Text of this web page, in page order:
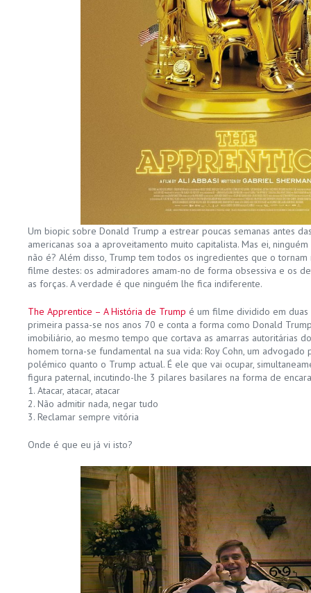
Um biopic sobre Donald Trump a estrear poucas semanas antes
americanas soa a aproveitamento muito capitalista. Mas ei,
não é? Além disso, Trump tem todos os ingredientes que o
filme destes: os admiradores amam-no de forma obsessiva e os
as forças. A verdade é que ninguém lhe fica indiferente.
The Apprentice – A História de Trump é um filme dividido em
primeira passa-se nos anos 70 e conta a forma como Donald
imobiliário, ao mesmo tempo que cortava as amarras autoritárias
homem torna-se fundamental na sua vida: Roy Cohn, um
polémico quanto o Trump actual. É ele que vai ocupar,
figura paternal, incutindo-lhe 3 pilares basilares na forma de
1. Atacar, atacar, atacar
2. Não admitir nada, negar tudo
3. Reclamar sempre vitória
Onde é que eu já vi isto?